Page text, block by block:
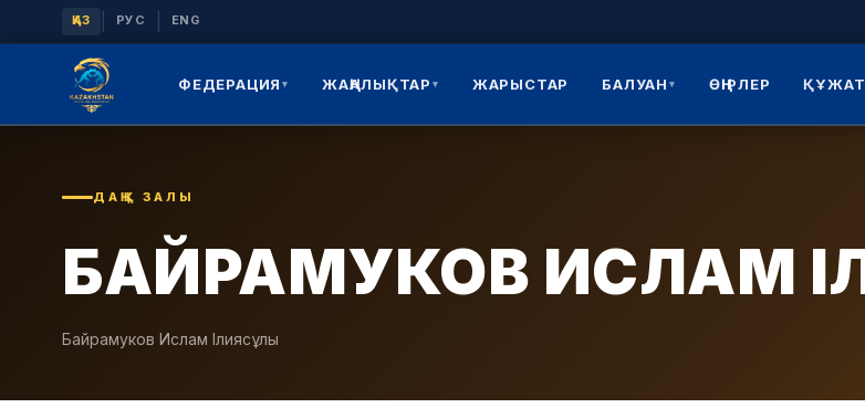
ҚАЗ РУС ENG
ФЕДЕРАЦИЯ ▾ ЖАҢАЛЫҚТАР ▾ ЖАРЫСТАР БАЛУАН ▾ ӨҢІРЛЕР
ДАҢҚ ЗАЛЫ
БАЙРАМУКОВ ИСЛАМ
Байрамуков Ислам Ілиясұлы